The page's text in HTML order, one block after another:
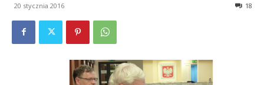
20 stycznia 2016 18